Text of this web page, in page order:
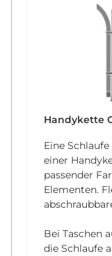
Handykette
Eine
einer
passender
Elementen.
Bei Taschen
die Schlaufe